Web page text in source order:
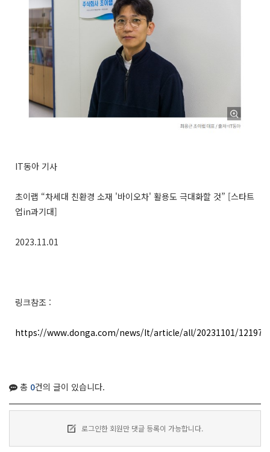
IT동아 기사
초이랩 “차세대 친환경 소재 '바이오차' 활용도 극대화할 것” [스타트
업in과기대]
2023.11.01
링크참조 :
https://www.donga.com/news/It/article/all/20231101/
총 0건의 글이 있습니다.
로그인한 회원만 댓글 등록이 가능합니다.